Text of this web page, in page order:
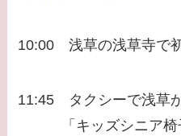
10:00 浅草の浅草寺で
11:45 タクシーで浅草
「キッズシニア椅子